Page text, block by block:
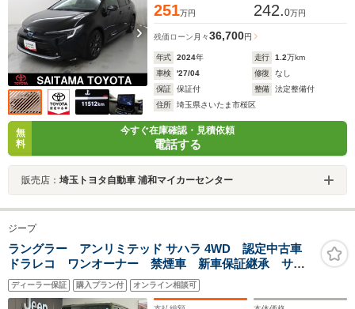
251万円 242.0万円
残価ローン 月々36,700円
年式 2024年 走行 1.2万km
車検
'27/04 修復
なし
保証
保証付 整備
法定整備付
住所
埼玉県さいたま市桜区
無
料
今すぐ在庫確認・見積依頼
電話する
販売店： 埼玉トヨタ自動車 浦和マイカーセンター
ジープ
ラングラー アンリミテッド サハラ 4WD 認定中古車
ドラレコ ワンオーナー 禁煙車 新車保証継承 サー
ジグリーン アダプティブクルーズコントロール アップ
ルカープレイ
ディーラー保証 購入プラン付 オンライン相談可